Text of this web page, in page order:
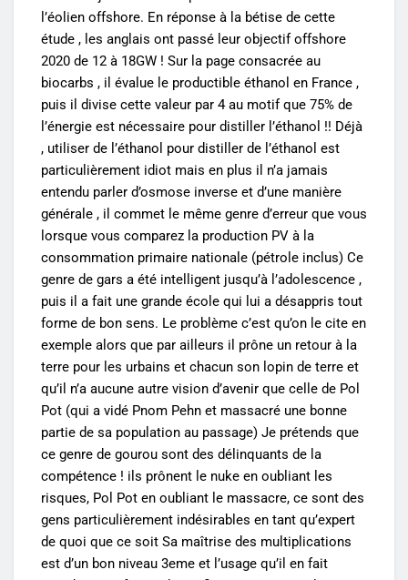
l’éolien offshore. En réponse à la bétise de cette
étude , les anglais ont passé leur objectif offshore
2020 de 12 à 18GW ! Sur la page consacrée au
biocarbs , il évalue le productible éthanol en France ,
puis il divise cette valeur par 4 au motif que 75% de
l’énergie est nécessaire pour distiller l’éthanol !! Déjà
, utiliser de l’éthanol pour distiller de l’éthanol est
particulièrement idiot mais en plus il n’a jamais
entendu parler d’osmose inverse et d’une manière
générale , il commet le même genre d’erreur que vous
lorsque vous comparez la production PV à la
consommation primaire nationale (pétrole inclus) Ce
genre de gars a été intelligent jusqu’à l’adolescence ,
puis il a fait une grande école qui lui a désappris tout
forme de bon sens. Le problème c’est qu’on le cite en
exemple alors que par ailleurs il prône un retour à la
terre pour les urbains et chacun son lopin de terre et
qu’il n’a aucune autre vision d’avenir que celle de Pol
Pot (qui a vidé Pnom Pehn et massacré une bonne
partie de sa population au passage) Je prétends que
ce genre de gourou sont des délinquants de la
compétence ! ils prônent le nuke en oubliant les
risques, Pol Pot en oubliant le massacre, ce sont des
gens particulièrement indésirables en tant qu’expert
de quoi que ce soit Sa maîtrise des multiplications
est d’un bon niveau 3eme et l’usage qu’il en fait